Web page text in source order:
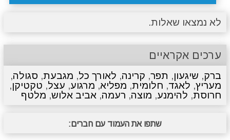
לא נמצאו שאלות.
ערכים אקראיים
ברק, שיגעון, תפר, קרינה, לאורך כל, מגבעת, סגולה,
מעריץ, לאגד, חלומית, מפליא, מרגוע, עצל, טקטיקן,
חרוסת, להימנע, מוצה, רעמה, אביב אלוש, מלטף
שתפו את העמוד עם חברים: